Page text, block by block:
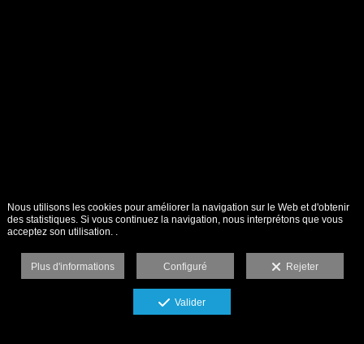
Nous utilisons les cookies pour améliorer la navigation sur le Web et d'obtenir
des statistiques. Si vous continuez la navigation, nous interprétons que vous
acceptez son utilisation. .
Plus d'informations Configuré Rejeter
Valider